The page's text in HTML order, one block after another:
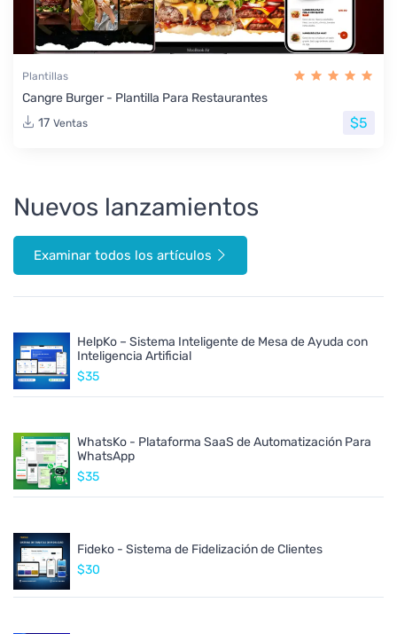
Plantillas
Cangre Burger - Plantilla Para Restaurantes
17 Ventas $5
Nuevos lanzamientos
Examinar todos los artículos
HelpKo – Sistema Inteligente de Mesa de Ayuda con
Inteligencia Artificial
$35
WhatsKo - Plataforma SaaS de Automatización Para
WhatsApp
$35
Fideko - Sistema de Fidelización de Clientes
$30